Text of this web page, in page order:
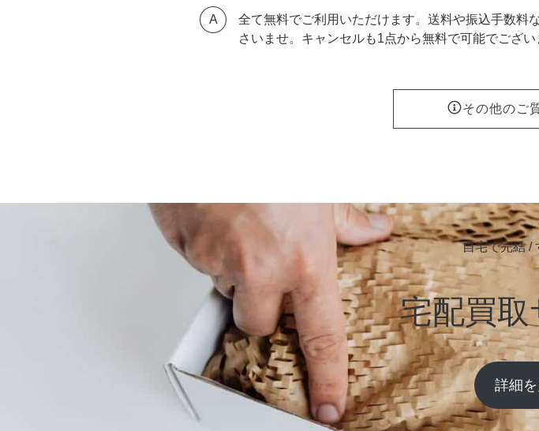
全て無料でご利用いただけます。送料や振込手数料
さいませ。キャンセルも1点から無料で可能でござい
その他のご
自宅で完結 /
宅配買
詳細